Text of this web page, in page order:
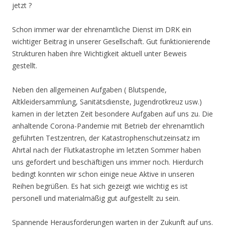
jetzt ?
Schon immer war der ehrenamtliche Dienst im DRK ein
wichtiger Beitrag in unserer Gesellschaft. Gut funktionierende
Strukturen haben ihre Wichtigkeit aktuell unter Beweis
gestellt.
Neben den allgemeinen Aufgaben ( Blutspende,
Altkleidersammlung, Sanitätsdienste, Jugendrotkreuz usw.)
kamen in der letzten Zeit besondere Aufgaben auf uns zu. Die
anhaltende Corona-Pandemie mit Betrieb der ehrenamtlich
geführten Testzentren, der Katastrophenschutzeinsatz im
Ahrtal nach der Flutkatastrophe im letzten Sommer haben
uns gefordert und beschäftigen uns immer noch. Hierdurch
bedingt konnten wir schon einige neue Aktive in unseren
Reihen begrüßen. Es hat sich gezeigt wie wichtig es ist
personell und materialmäßig gut aufgestellt zu sein.
Spannende Herausforderungen warten in der Zukunft auf uns.